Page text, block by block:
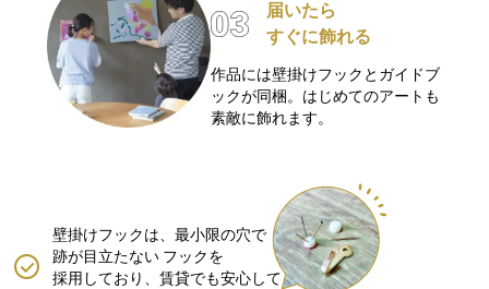
届いたら
すぐに飾れる
作品には壁掛けフックとガイドブ
ックが同梱。はじめてのアートも
素敵に飾れます。
壁掛けフックは、最小限の穴で
跡が目立たない フックを
採用しており、賃貸でも安心して